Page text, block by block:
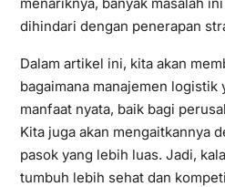
dihindari dengan penerapan
Dalam artikel ini, kita akan
bagaimana manajemen logistik
manfaat nyata, baik bagi
Kita juga akan mengaitkannya
pasok yang lebih luas. Jadi,
tumbuh lebih sehat dan